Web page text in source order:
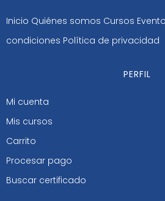
Inicio Quiénes somos Cursos
condiciones Política de privacidad
PERFIL
Mi cuenta
Mis cursos
Carrito
Procesar pago
Buscar certificado